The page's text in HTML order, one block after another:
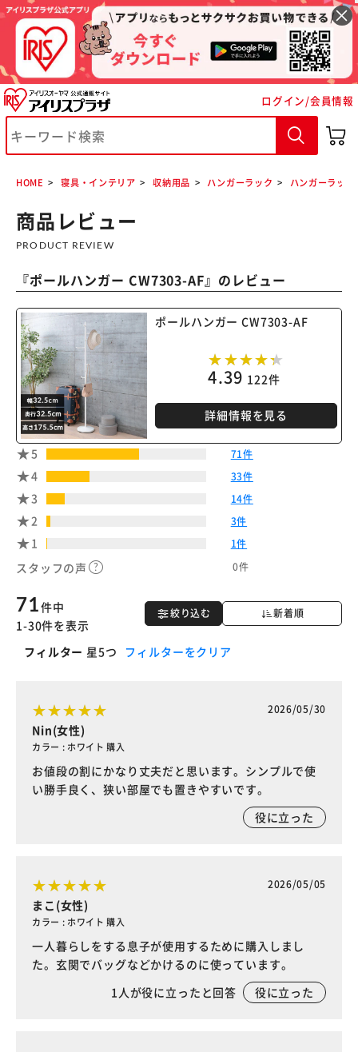
ログイン/会員情報
HOME 寝具・インテリア 収納用品 ハンガーラック ハンガーラッ
商品レビュー
PRODUCT REVIEW
『ポールハンガー CW7303-AF』のレビュー
ポールハンガー CW7303-AF
4.39 122件
詳細情報を見る
5 71件
4 33件
3 14件
2 3件
1 1件
スタッフの声 0件
絞り込む 新着順
71件中
1-30件を表示
フィルター 星5つ フィルターをクリア
2026/05/30
Nin(女性)
カラー : ホワイト 購入
お値段の割にかなり丈夫だと思います。シンプルで使
い勝手良く、狭い部屋でも置きやすいです。
役に立った
2026/05/05
まこ(女性)
カラー : ホワイト 購入
一人暮らしをする息子が使用するために購入しまし
た。玄関でバッグなどかけるのに使っています。
1人が役に立ったと回答 役に立った
※ご確認ください
カートに入れる 購入手続きへ